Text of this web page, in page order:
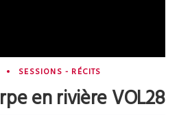
SESSIONS - RÉCITS
en rivière VOL28